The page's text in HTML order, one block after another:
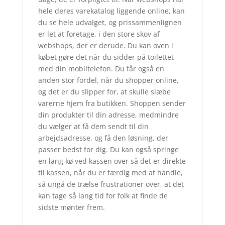
hele deres varekatalog liggende online, kan
du se hele udvalget, og prissammenlignen
er let at foretage, i den store skov af
webshops, der er derude. Du kan oven i
købet gøre det når du sidder på toilettet
med din mobiltelefon. Du får også en
anden stor fordel, når du shopper online,
og det er du slipper for, at skulle slæbe
varerne hjem fra butikken. Shoppen sender
din produkter til din adresse, medmindre
du vælger at få dem sendt til din
arbejdsadresse, og få den løsning, der
passer bedst for dig. Du kan også springe
en lang kø ved kassen over så det er direkte
til kassen, når du er færdig med at handle,
så ungå de trælse frustrationer over, at det
kan tage så lang tid for folk at finde de
sidste mønter frem.